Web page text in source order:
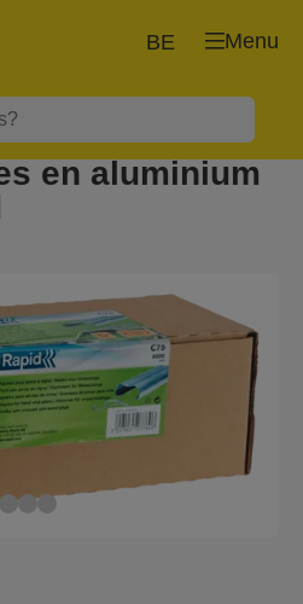
Menu
BE
en aluminium